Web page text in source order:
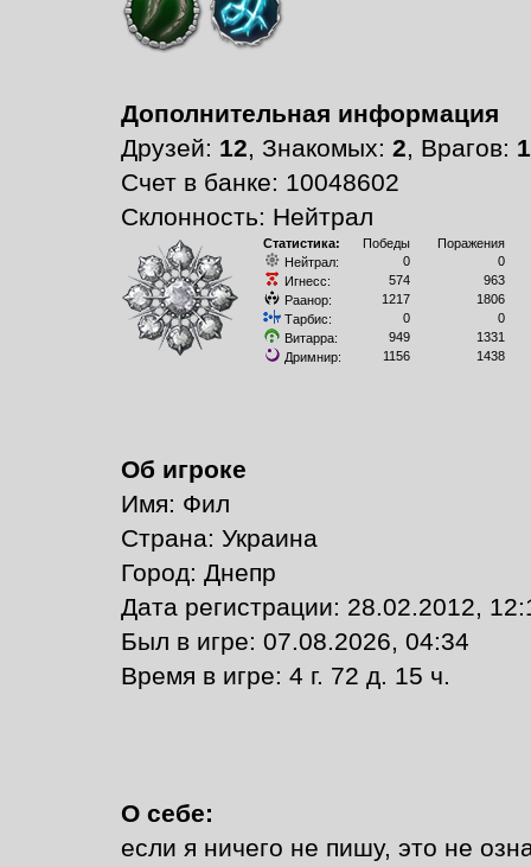
Дополнительная информация
Друзей: 12, Знакомых: 2, Врагов: 1
Счет в банке: 10048602
Склонность: Нейтрал
Статистика: Победы
Поражения
Нейтрал:
0
0
Игнесс:
574
963
Раанор:
1217
1806
Тарбис:
0
0
Витарра:
949
1331
Дримнир:
1156 1438
Об игроке
Имя: Фил
Страна: Украина
Город: Днепр
Дата регистрации: 28.02.2012,
Был в игре: 07.08.2026, 04:34
Время в игре: 4 г. 72 д. 15 ч.
О себе:
если я ничего не пишу, это не